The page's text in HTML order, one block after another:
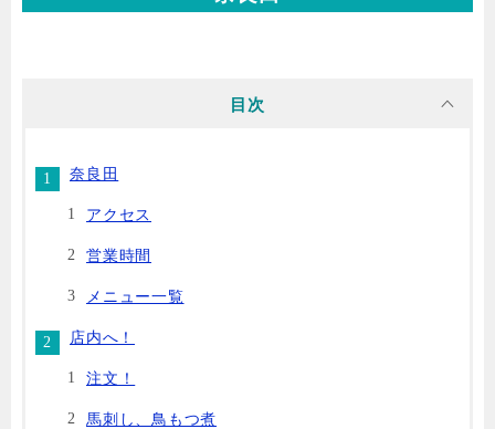
目次
奈良田
アクセス
営業時間
メニュー一覧
店内へ！
注文！
馬刺し、鳥もつ煮